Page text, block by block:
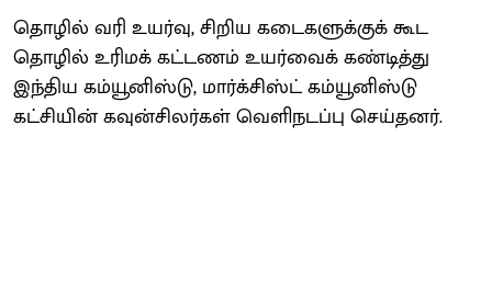
தொழில் வரி உயர்வு, சிறிய கடைகளுக்குக் கூட
தொழில் உரிமக் கட்டணம் உயர்வைக் கண்டித்து
இந்திய கம்யூனிஸ்டு, மார்க்சிஸ்ட் கம்யூனிஸ்டு
கட்சியின் கவுன்சிலர்கள் வெளிநடப்பு செய்தனர்.